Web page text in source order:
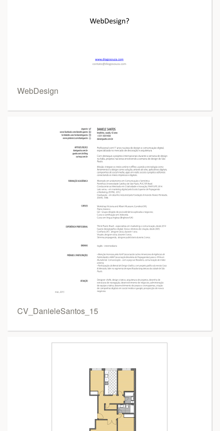
WebDesign
CV_DanieleSantos_15